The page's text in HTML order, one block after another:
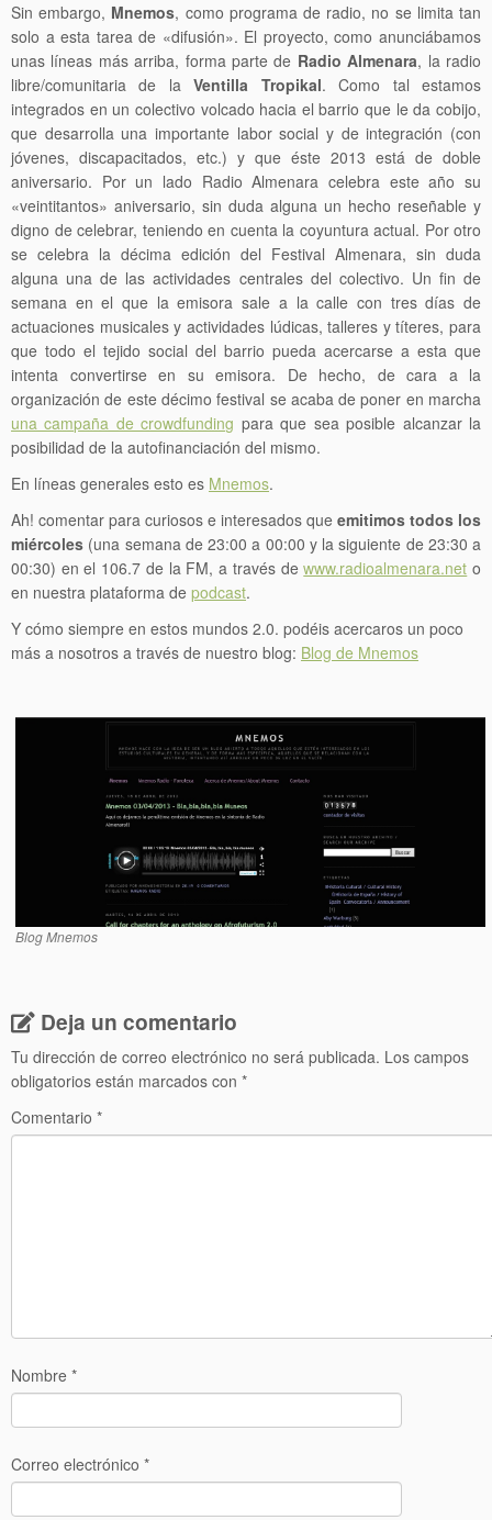
Sin embargo, Mnemos, como programa de radio, no se limita tan
solo a esta tarea de «difusión». El proyecto, como anunciábamos
unas líneas más arriba, forma parte de Radio Almenara, la radio
libre/comunitaria de laVentilla Tropikal. Como tal estamos
integrados en un colectivo volcado hacia el barrio que le da cobijo,
que desarrolla una importante labor social y de integración (con
jóvenes, discapacitados, etc.) y que éste 2013 está de doble
aniversario. Por un lado Radio Almenara celebra este año su
«veintitantos» aniversario, sin duda alguna un hecho reseñable y
digno de celebrar, teniendo en cuenta la coyuntura actual. Por otro
se celebra la décima edición del Festival Almenara, sin duda
alguna una de las actividades centrales del colectivo. Un fin de
semana en el que la emisora sale a la calle con tres días de
actuaciones musicales y actividades lúdicas, talleres y títeres, para
que todo el tejido social del barrio pueda acercarse a esta que
intenta convertirse en su emisora. De hecho, de cara a la
organización de este décimo festival se acaba de poner en marcha
una campaña de crowdfunding para que sea posible alcanzar la
posibilidad de la autofinanciación del mismo.
En líneas generales esto es Mnemos.
Ah! comentar para curiosos e interesados que emitimos todos los
miércoles (una semana de 23:00 a 00:00 y la siguiente de 23:30 a
00:30) en el 106.7 de la FM, a través dewww.radioalmenara.net o
en nuestra plataforma de podcast.
Y cómo siempre en estos mundos 2.0. podéis acercaros un poco
más a nosotros a través de nuestro blog: Blog de Mnemos
Blog Mnemos
Deja un comentario
Tu dirección de correo electrónico no será publicada. Los campos
obligatorios están marcados con *
Comentario *
Nombre *
Correo electrónico *